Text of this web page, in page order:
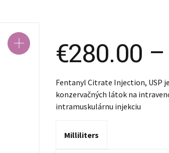
€280.00 –
Fentanyl Citrate Injection, USP
konzervačných látok na
intramuskulárnu injekciu
Milliliters